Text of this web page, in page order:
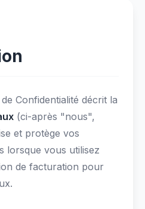
Confidentialité décrit la
(ci-après "nous",
et protège vos
lorsque vous utilisez
de facturation pour